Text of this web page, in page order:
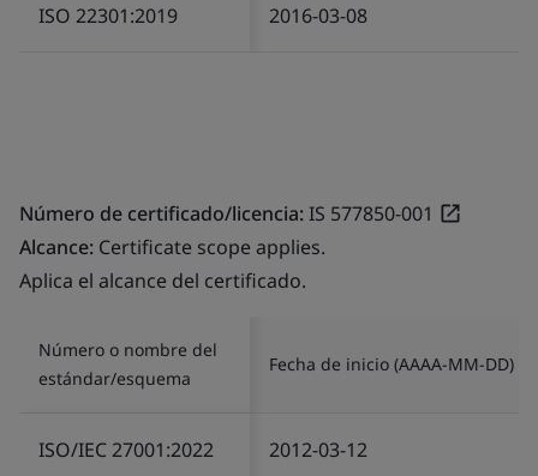
ISO 22301:2019 2016-03-08
Número de certificado/licencia:IS 577850-001
Alcance: Certificate scope applies.
Aplica el alcance del certificado.
Número o nombre del
estándar/esquema
Fecha de inicio (AAAA-MM-DD)
ISO/IEC 27001:2022 2012-03-12